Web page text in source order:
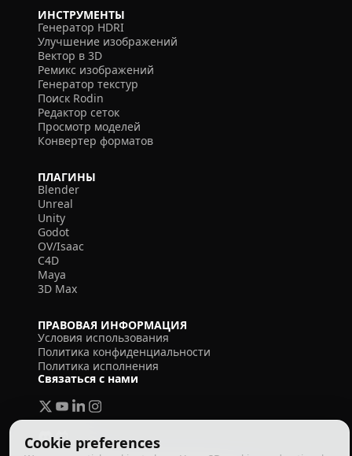
Cookie preferences
ИНСТРУМЕНТЫ
Генератор HDRI
Улучшение изображений
Вектор в 3D
Ремикс изображений
Генератор текстур
Поиск Rodin
Редактор сеток
Просмотр моделей
Конвертер форматов
ПЛАГИНЫ
Blender
Unreal
Unity
Godot
OV/Isaac
C4D
Maya
3D Max
ПРАВОВАЯ ИНФОРМАЦИЯ
Условия использования
Политика конфиденциальности
Политика исполнения
Связаться с нами